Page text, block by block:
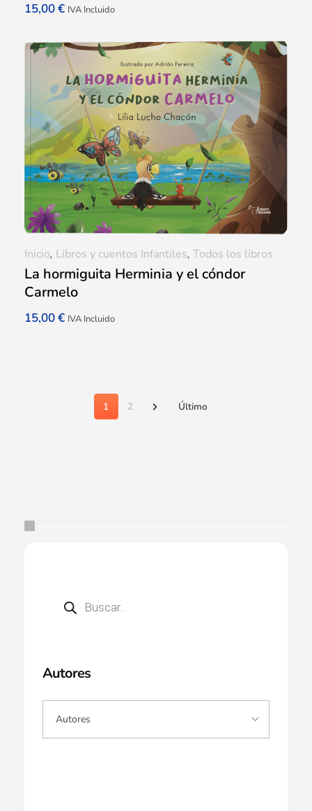
15,00€ IVA Incluido
La hormiguita Herminia y el cóndor
Carmelo
15,00€ IVA Incluido
Inicio, Libros y cuentos Infantiles, Todos los libros
1 2 Último
Autores